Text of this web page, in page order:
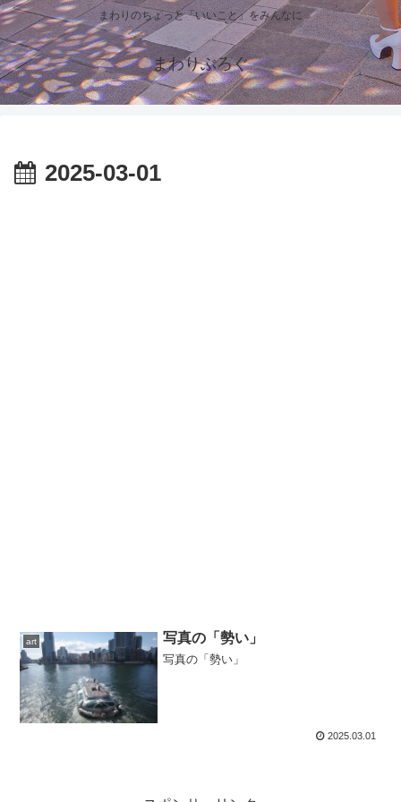
まわりのちょっと「いいこと」をみんなに
まわりぶろぐ
2025-03-01
art 写真の「勢い」
写真の「勢い」
2025.03.01